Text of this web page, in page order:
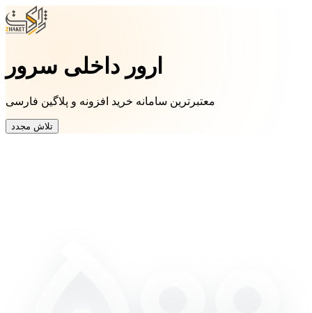
ارور داخلی سرور
معتبرترین سامانه خرید افزونه و پلاگین فارسی
تلاش مجدد